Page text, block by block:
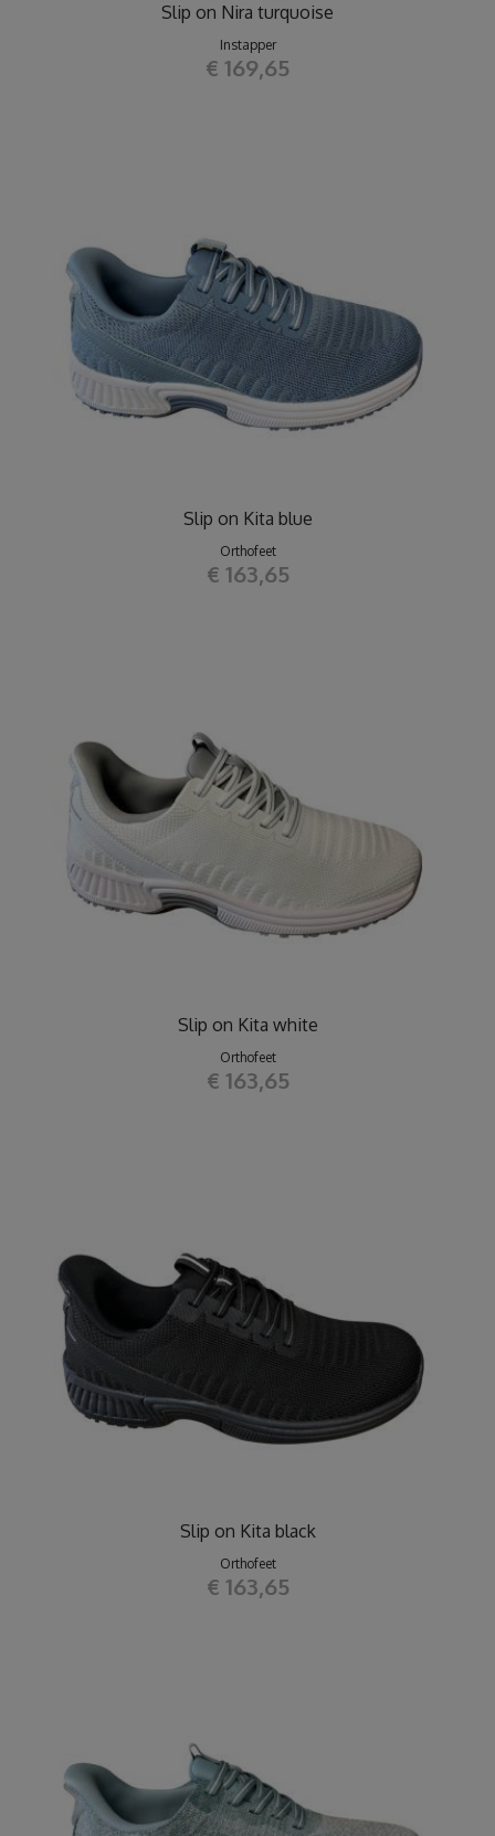
Slip on Nira turquoise
Instapper
€ 169,65
Slip on Kita blue
Orthofeet
€ 163,65
Slip on Kita white
Orthofeet
€ 163,65
Slip on Kita black
Orthofeet
€ 163,65